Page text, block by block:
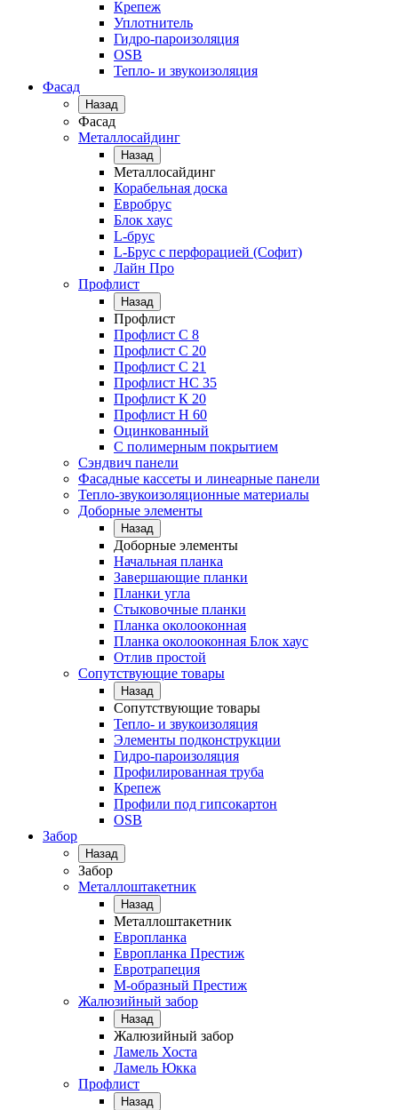
Крепеж
Уплотнитель
Гидро-пароизоляция
OSB
Тепло- и звукоизоляция
Фасад
Назад
Фасад
Металлосайдинг
Назад
Металлосайдинг
Корабельная доска
Евробрус
Блок хаус
L-брус
L-Брус с перфорацией (Софит)
Лайн Про
Профлист
Назад
Профлист
Профлист С 8
Профлист С 20
Профлист C 21
Профлист НС 35
Профлист К 20
Профлист Н 60
Оцинкованный
С полимерным покрытием
Сэндвич панели
Фасадные кассеты и линеарные панели
Тепло-звукоизоляционные материалы
Доборные элементы
Назад
Доборные элементы
Начальная планка
Завершающие планки
Планки угла
Стыковочные планки
Планка околооконная
Планка околооконная Блок хаус
Отлив простой
Сопутствующие товары
Назад
Сопутствующие товары
Тепло- и звукоизоляция
Элементы подконструкции
Гидро-пароизоляция
Профилированная труба
Крепеж
Профили под гипсокартон
OSB
Забор
Назад
Забор
Металлоштакетник
Назад
Металлоштакетник
Европланка
Европланка Престиж
Евротрапеция
М-образный Престиж
Жалюзийный забор
Назад
Жалюзийный забор
Ламель Хоста
Ламель Юкка
Профлист
Назад